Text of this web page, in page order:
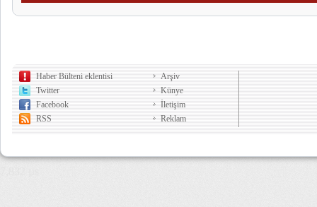
Haber Bülteni eklentisi
Twitter
Facebook
RSS
Arşiv
Künye
İletişim
Reklam